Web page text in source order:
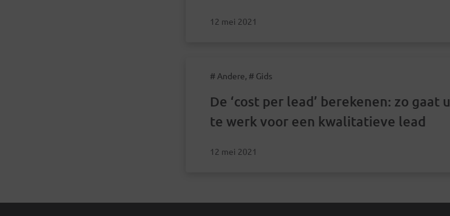
12 mei 2021
# Andere, # Gids
De ‘cost per lead’ berekenen: zo gaat u
te werk voor een kwalitatieve lead
12 mei 2021